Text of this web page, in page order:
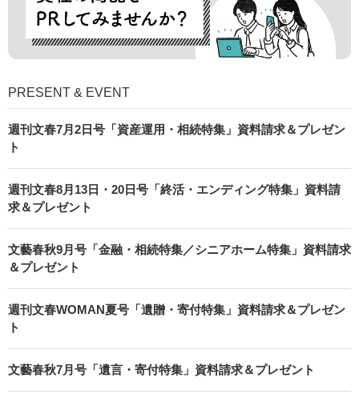
PRESENT & EVENT
週刊文春7月2日号「資産運用・相続特集」資料請求＆プレゼン
ト
週刊文春8月13日・20日号「終活・エンディング特集」資料請
求＆プレゼント
文藝春秋9月号「金融・相続特集／シニアホーム特集」資料請求
＆プレゼント
週刊文春WOMAN夏号「遺贈・寄付特集」資料請求＆プレゼン
ト
文藝春秋7月号「遺言・寄付特集」資料請求＆プレゼント